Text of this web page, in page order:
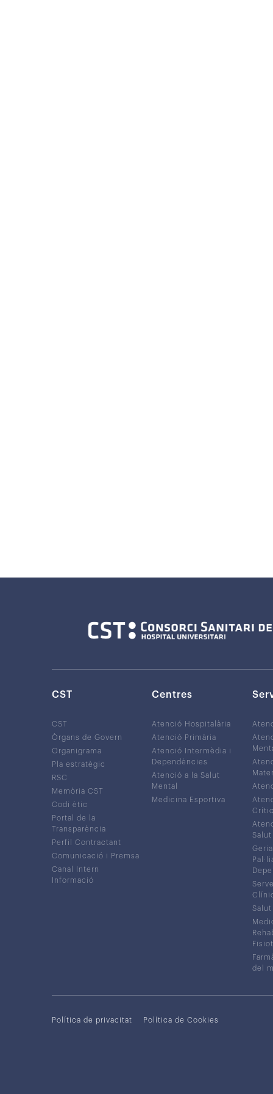
CST
CST
Òrgans de Govern
Organigrama
Pla estratègic
RSC
Memòria CST
Codi ètic
Portal de la
Transparència
Perfil Contractant
Comunicació i Premsa
Canal Intern
Informació
Centres
Atenció Hospitalària
Atenció Primària
Atenció Intermèdia i
Dependències
Atenció a la Salut
Mental
Medicina Esportiva
del
Política de privacitat Política de Cookies